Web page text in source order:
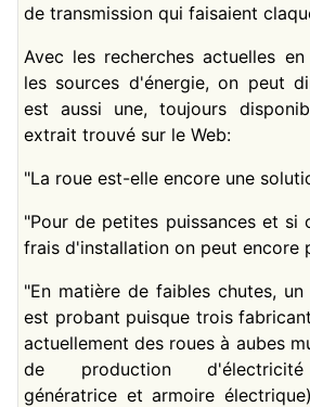
de transmission qui faisaient
Avec les recherches actuelles
les sources d'énergie, on peut
est aussi une, toujours
extrait trouvé sur le Web:
"La roue est-elle encore une
"Pour de petites puissances et si
frais d'installation on peut encore
"En matière de faibles chutes, un
est probant puisque trois
actuellement des roues à aubes
de production d'électricité
génératrice et armoire